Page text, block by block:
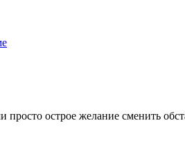
острое желание сменить